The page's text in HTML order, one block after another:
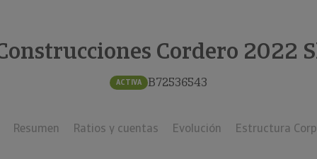
y ERP
· Recuperación de
Investigada Cordero 2022
ACTIVA B72536543
Resumen Ratios y cuentas Evolución Estructura